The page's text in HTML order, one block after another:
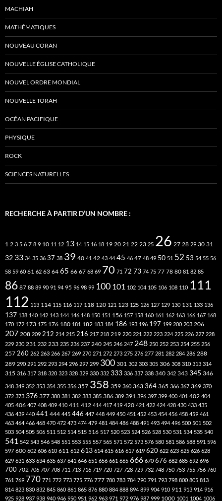
MACHIAH
MATHÉMATIQUES
NOUVEAU CORAN
NOUVELLE ÉGLISE CATHOLIQUE
NOUVEL ORDRE MONDIAL
NOUVELLE TORAH
OCÉAN PACIFIQUE
PHYSIQUE
ROCK
SCIENCES NATURELLES
RECHERCHE À PARTIR D’UN NOMBRE :
1 2 3 5 6 7 8 9 10 11 12 13 14 15 16 18 19 20 21 22 23 25 26 27 28 29 30 31
32 33 34 35 36 37 38 39 40 41 42 43 44 45 46 47 48 49 50 51 52 53 54 55 56
58 59 60 61 62 63 64 65 66 67 68 69 70 71 72 73 74 75 77 78 80 81 82 85
86 87 88 89 90 91 94 95 96 98 99 100 101 102 104 105 106 108 110 111
112 113 114 115 116 117 118 120 121 123 125 126 127 129 130 131 133 136
137 138 140 142 143 144 146 148 150 151 156 157 158 160 161 162 163 166 167 168
170 172 173 175 176 180 181 182 183 184 186 193 196 197 199 200 203 206
207 208 209 212 214 215 216 217 218 219 220 221 222 223 224 225 226 227 228
229 230 231 232 233 235 236 237 240 245 246 247 248 250 252 253 254 255 256
257 260 262 263 266 267 269 270 271 272 273 275 276 277 281 282 284 286 288
289 290 291 292 293 294 296 297 299 300 301 302 303 305 306 308 310 313 314
315 316 317 318 320 323 328 329 330 332 333 336 337 338 340 342 343 345 346
348 349 352 353 354 355 356 357 358 359 360 363 364 365 366 367 369 370
372 373 376 377 380 381 382 383 385 386 389 391 396 397 399 400 401 402 404
405 406 407 408 409 410 411 412 414 417 419 420 421 422 424 428 430 433 435
436 439 440 441 444 445 446 447 448 449 450 451 452 453 454 456 458 459 461
463 464 466 468 470 472 473 474 479 481 484 486 488 491 493 494 496 500 501 502
503 504 505 506 511 512 514 515 516 517 520 523 524 526 528 530 531 534 535 540
541 542 543 546 548 551 553 555 557 565 571 572 573 576 580 581 586 588 591 596
597 600 602 606 610 611 612 613 614 615 616 617 619 620 622 623 625 626 628
629 631 633 634 635 637 641 646 651 656 661 665 666 670 676 682 685 692 696
700 702 706 707 708 711 713 716 719 720 727 728 729 732 748 750 753 755 756 760
761 769 770 771 772 773 775 776 777 780 783 784 790 791 793 798 800 805 813
814 823 830 832 845 860 861 865 876 880 884 888 894 899 904 910 911 913 914 916
925 928 937 938 940 946 950 951 962 963 971 972 976 987 999 1000 1001 1004 1006